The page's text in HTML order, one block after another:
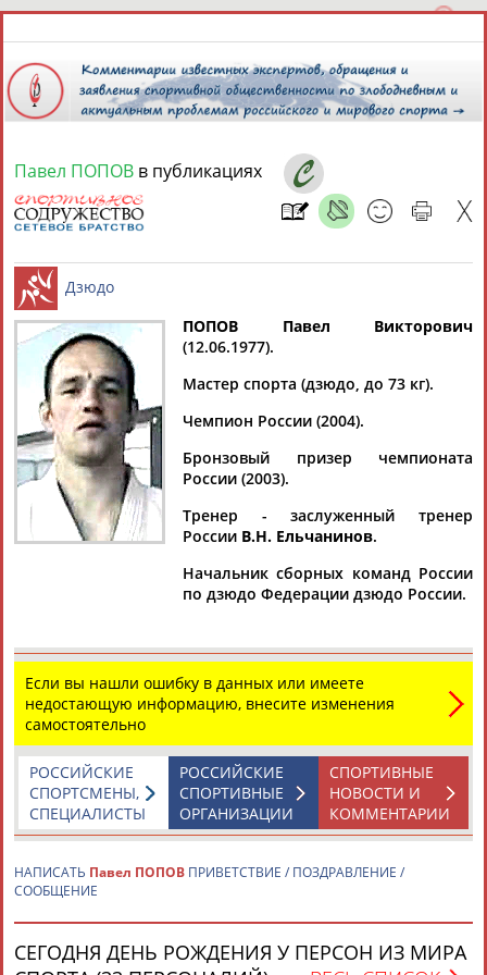
10 августа 2026 года,
СПОРТСМЕНЫ, ТРЕНЕРЫ И СПЕЦИАЛИСТЫ
Найдено: 2персоны Расширенный поиск
Павел
ПОПОВ
Павел
ПОПОВИЧ
Ваш запрос: "Павел ПОПОВ"
Документы 1-10 из 182 найденных уникальных документов
1 2 3 4 ... 17 18 19
Хоккеисты "Сочи" победили "Торпедо" в матче КХЛ (и другие
результаты)
...сезоне, проиграв предыдущие четыре матча.
Нападающий командыПавелДедунов провел 700-й матч в
КХЛ. Сочинцы прервали... ...минута), Тимур Хафизов (49, 58),
Макс Эллис (50) и СергейПопов(59). В составе проигравших
шайбу забросил Шэйн Принс...
(Проект:Информационное агентство СТАДИОН)
01.03.2026
"Серебряная лань" 2025
...и писатель Всеволод Кукушкин и замглавред "КП"Павел
...Алина Загитова, Татьяна Лебедева, Алия Мустафина,
Павел ПОПОВ в публикациях
Дзюдо
ПОПОВ Павел
Викторович
(12.06.1977).
Мастер спорта (дзюдо, до 73 кг).
Чемпион России (2004).
Бронзовый призер чемпионата
России (2003).
Тренер - заслуженный тренер
России В.Н. Ельчанинов.
Начальник сборных команд России
по дзюдо Федерации дзюдо России.
Если вы нашли ошибку в данных или имеете
недостающую информацию, внесите изменения
самостоятельно
СПОРТИВНЫЕ
НОВОСТИ И
КОММЕНТАРИИ
РОССИЙСКИЕ
СПОРТИВНЫЕ
ОРГАНИЗАЦИИ
РОССИЙСКИЕ
СПОРТСМЕНЫ,
СПЕЦИАЛИСТЫ
НАПИСАТЬ Павел ПОПОВ ПРИВЕТСТВИЕ / ПОЗДРАВЛЕНИЕ /
СООБЩЕНИЕ
СЕГОДНЯ ДЕНЬ РОЖДЕНИЯ У ПЕРСОН ИЗ МИРА